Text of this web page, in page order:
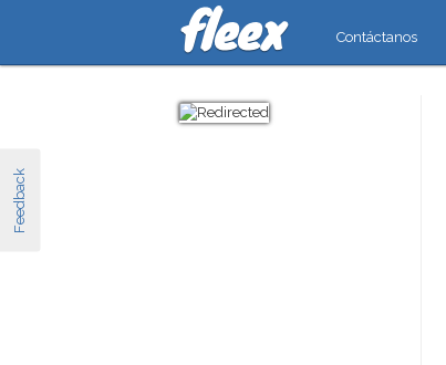
Feedback
Contáctanos